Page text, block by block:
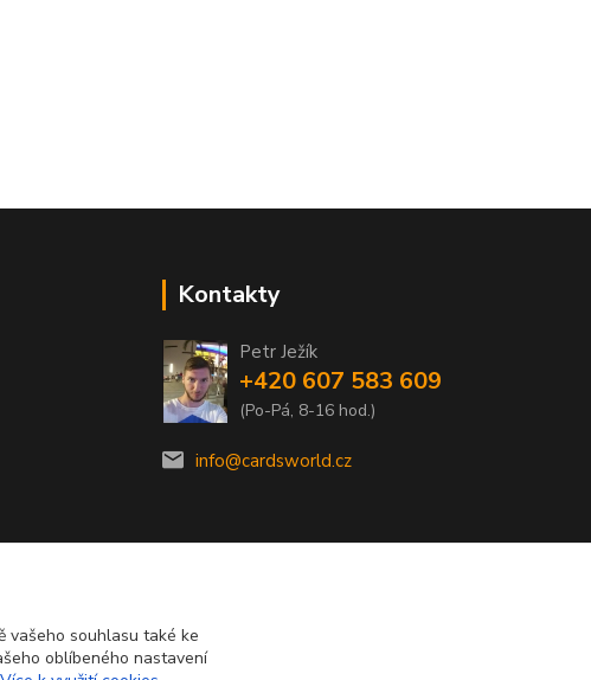
Kontakty
Petr Ježík
+420 607 583 609
(Po-Pá, 8-16 hod.)
info@cardsworld.cz
vašeho souhlasu také ke
oblíbeného nastavení